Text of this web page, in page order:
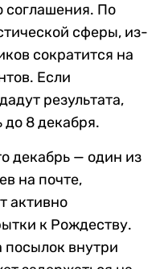
соглашения. По
сферы, из-
сократится на
Если
результата,
до 8 декабря.
декабрь — один из
на почте,
активно
к Рождеству.
посылок внутри